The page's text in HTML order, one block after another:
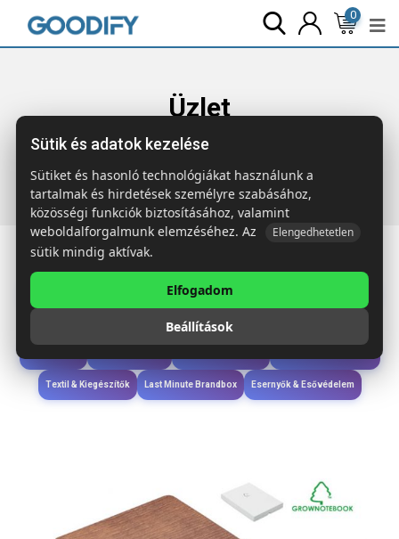
0
Üzlet
Főoldal Termékek Iroda & Írás
GROWBOOK™
Étkezés & Ivás
Wellness & Ápolás
Textil & Kiegészítők Last Minute Brandbox Esernyők & Esővédelem
Sütik és adatok kezelése
Sütiket és hasonló technológiákat használunk a
tartalmak és hirdetések személyre szabásához,
közösségi funkciók biztosításához, valamint
weboldalforgalmunk elemzéséhez. Az
Elengedhetetlen
sütik mindig aktívak.
Elfogadom
Beállítások